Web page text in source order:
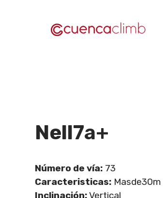
Nell7a+
Número de vía: 73
Caracteristicas: Masde30m
Inclinación:Vertical